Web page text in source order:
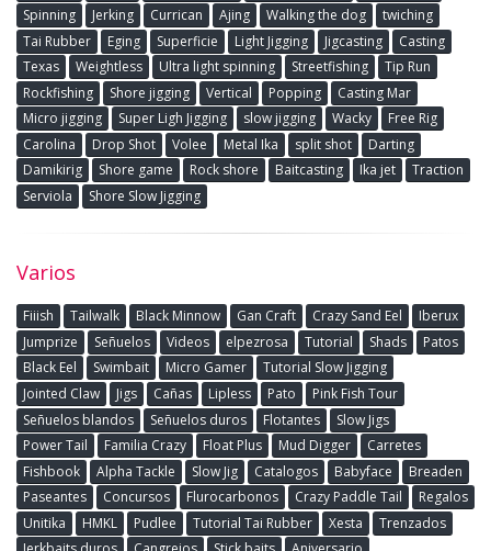
Spinning
Jerking Currican Ajing Walking the dog
twiching
Tai Rubber
Eging Superficie Light Jigging Jigcasting
Casting
Texas
Weightless Ultra light spinning Streetfishing
Tip Run
Rockfishing
Shore jigging Vertical Popping
Casting Mar
Micro jigging
Super Ligh Jigging slow jigging Wacky
Free Rig
Carolina
Drop Shot Volee Metal Ika split shot
Darting
Damikirig
Shore game Rock shore Baitcasting Ika jet
Traction
Serviola
Shore Slow Jigging
Varios
Fiiish Tailwalk Black Minnow Gan Craft Crazy Sand Eel
Iberux
Jumprize
Señuelos Videos elpezrosa Tutorial Shads
Patos
Black Eel
Swimbait Micro Gamer
Tutorial Slow Jigging
Jointed Claw
Jigs Cañas Lipless Pato
Pink Fish Tour
Señuelos blandos
Señuelos duros Flotantes
Slow Jigs
Power Tail
Familia Crazy Float Plus Mud Digger
Carretes
Fishbook
Alpha Tackle Slow Jig Catalogos Babyface
Breaden
Paseantes
Concursos Flurocarbonos Crazy Paddle Tail
Regalos
Unitika
HMKL Pudlee Tutorial Tai Rubber Xesta
Trenzados